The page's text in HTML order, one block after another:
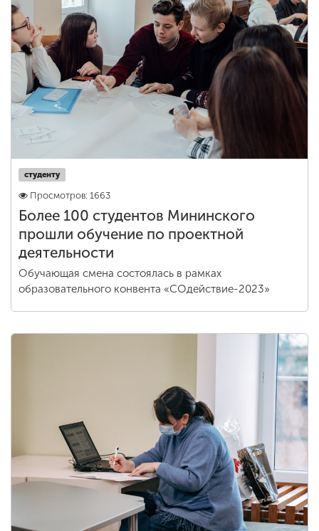
студенту
Просмотров: 1663
Более 100 студентов Мининского
прошли обучение по проектной
деятельности
Обучающая смена состоялась в рамках
образовательного конвента «СОдействие-2023»